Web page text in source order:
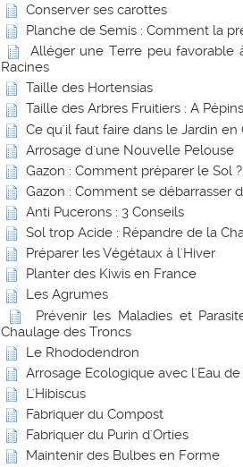
Conserver ses carottes
Planche de Semis : Comment la
Alléger une Terre peu favorable
Racines
Taille des Hortensias
Taille des Arbres Fruitiers : A
Ce qu'il faut faire dans le Jardin en
Arrosage d'une Nouvelle Pelouse
Gazon : Comment préparer le Sol ?
Gazon : Comment se débarrasser
Anti Pucerons : 3 Conseils
Sol trop Acide : Répandre de la
Préparer les Végétaux à l'Hiver
Planter des Kiwis en France
Les Agrumes
Prévenir les Maladies et
Chaulage des Troncs
Le Rhododendron
Arrosage Ecologique avec l'Eau
L'Hibiscus
Fabriquer du Compost
Fabriquer du Purin d'Orties
Maintenir des Bulbes en Forme